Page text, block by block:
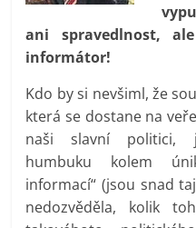
ani spravedlnost,
informátor!
Kdo by si nevšiml, že
která se dostane na
naši slavní politici,
humbuku kolem
informací“ (jsou snad
nedozvěděla, kolik